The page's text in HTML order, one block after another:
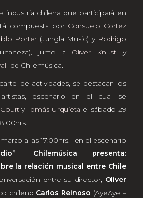
industria chilena que participará en
compuesta por Consuelo Cortez
Porter (Jungla Music) y Rodrigo
junto a Oliver Knust y
de Chilemúsica.
de actividades, se destacan los
escenario en el cual se
yTomás Urquieta el sábado 29
a las 17:00hrs. -en el escenario
– Chilemúsica presenta:
la relación musical entre Chile
entre su director, Oliver
chileno Carlos Reinoso (AyeAye –